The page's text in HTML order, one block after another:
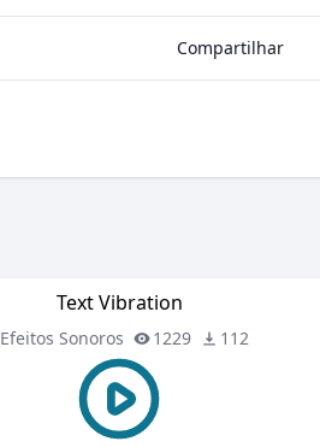
Compartilhar
Text Vibration
Efeitos Sonoros 1229 112